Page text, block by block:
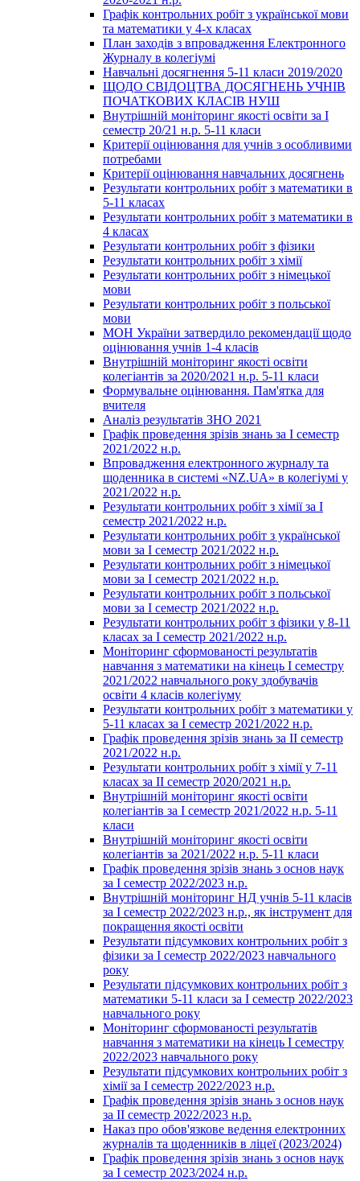
Графік контрольних робіт з української мови
та математики у 4-х класах
План заходів з впровадження Електронного
Журналу в колегіумі
Навчальні досягнення 5-11 класи 2019/2020
ЩОДО СВІДОЦТВА ДОСЯГНЕНЬ УЧНІВ
ПОЧАТКОВИХ КЛАСІВ НУШ
Внутрішній моніторинг якості освіти за І
семестр 20/21 н.р. 5-11 класи
Критерії оцінювання для учнів з особливими
потребами
Критерії оцінювання навчальних досягнень
Результати контрольних робіт з математики в
5-11 класах
Результати контрольних робіт з математики в
4 класах
Результати контрольних робіт з фізики
Результати контрольних робіт з хімії
Результати контрольних робіт з німецької
мови
Результати контрольних робіт з польської
мови
МОН України затвердило рекомендації щодо
оцінювання учнів 1-4 класів
Внутрішній моніторинг якості освіти
колегіантів за 2020/2021 н.р. 5-11 класи
Формувальне оцінювання. Пам'ятка для
вчителя
Аналіз результатів ЗНО 2021
Графік проведення зрізів знань за І семестр
2021/2022 н.р.
Впровадження електронного журналу та
щоденника в системі «NZ.UA» в колегіумі у
2021/2022 н.р.
Результати контрольних робіт з хімії за І
семестр 2021/2022 н.р.
Результати контрольних робіт з української
мови за І семестр 2021/2022 н.р.
Результати контрольних робіт з німецької
мови за І семестр 2021/2022 н.р.
Результати контрольних робіт з польської
мови за І семестр 2021/2022 н.р.
Результати контрольних робіт з фізики у 8-11
класах за І семестр 2021/2022 н.р.
Моніторинг сформованості результатів
навчання з математики на кінець І семестру
2021/2022 навчального року здобувачів
освіти 4 класів колегіуму
Результати контрольних робіт з математики у
5-11 класах за І семестр 2021/2022 н.р.
Графік проведення зрізів знань за ІІ семестр
2021/2022 н.р.
Результати контрольних робіт з хімії у 7-11
класах за ІІ семестр 2020/2021 н.р.
Внутрішній моніторинг якості освіти
колегіантів за І семестр 2021/2022 н.р. 5-11
класи
Внутрішній моніторинг якості освіти
колегіантів за 2021/2022 н.р. 5-11 класи
Графік проведення зрізів знань з основ наук
за І семестр 2022/2023 н.р.
Внутрішній моніторинг НД учнів 5-11 класів
за І семестр 2022/2023 н.р., як інструмент для
покращення якості освіти
Результати підсумкових контрольних робіт з
фізики за І семестр 2022/2023 навчального
року
Результати підсумкових контрольних робіт з
математики 5-11 класи за І семестр 2022/2023
навчального року
Моніторинг сформованості результатів
навчання з математики на кінець І семестру
2022/2023 навчального року
Результати підсумкових контрольних робіт з
хімії за І семестр 2022/2023 н.р.
Графік проведення зрізів знань з основ наук
за ІІ семестр 2022/2023 н.р.
Наказ про обов'язкове ведення електронних
журналів та щоденників в ліцеї (2023/2024)
Графік проведення зрізів знань з основ наук
за І семестр 2023/2024 н.р.